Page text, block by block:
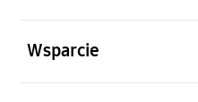
Wsparcie